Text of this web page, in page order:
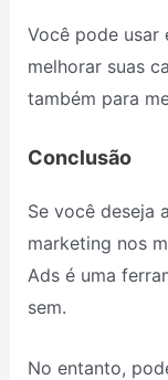
Você pode usar
melhorar suas
também para
Conclusão
Se você deseja
marketing nos
Ads é uma
sem.
No entanto,